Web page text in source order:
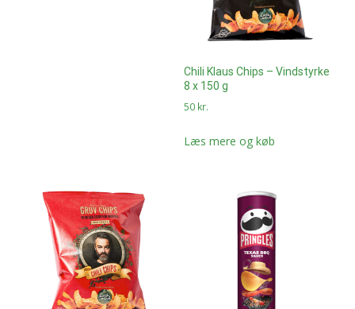
Chili Klaus Chips – Vindstyrke
8 x 150 g
50 kr.
Læs mere og køb